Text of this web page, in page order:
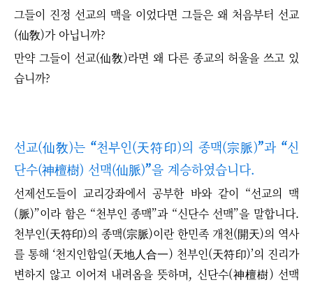
그들이 진정 선교의 맥을 이었다면 그들은 왜 처음부터 선교
(仙敎)가 아닙니까?
만약 그들이 선교(仙敎)라면 왜 다른 종교의 허울을 쓰고 있
습니까?
선교(仙敎)는 “천부인(天符印)의 종맥(宗脈)”과 “신
단수(神檀樹) 선맥(仙脈)”을 계승하였습니다.
선제선도들이 교리강좌에서 공부한 바와 같이 “선교의 맥
(脈)”이라 함은 “천부인 종맥”과 “신단수 선맥”을 말합니다.
천부인(天符印)의 종맥(宗脈)이란 한민족 개천(開天)의 역사
를 통해 ‘천지인합일(天地人合一) 천부인(天符印)’의 진리가
변하지 않고 이어져 내려옴을 뜻하며, 신단수(神檀樹) 선맥